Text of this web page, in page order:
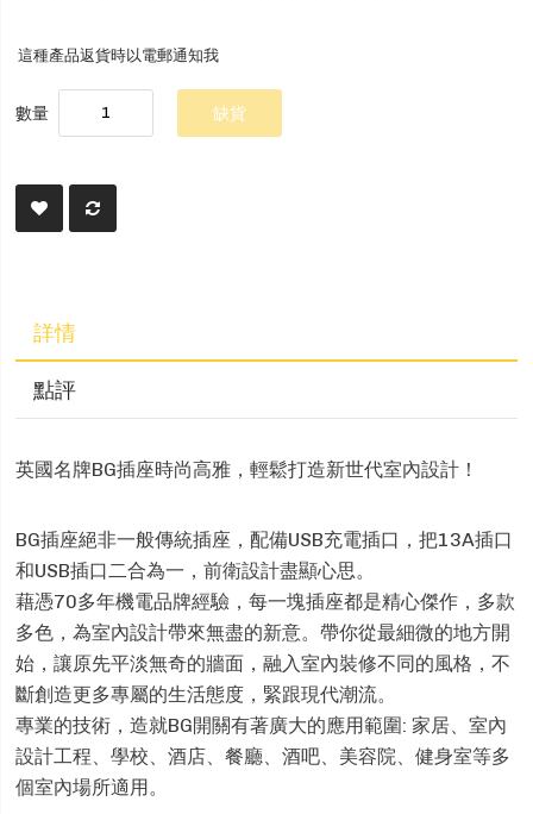
這種產品返貨時以電郵通知我
數量 缺貨
詳情
點評
英國名牌BG插座時尚高雅，輕鬆打造新世代室內設計！
BG插座絕非一般傳統插座，配備USB充電插口，把13A插口
和USB插口二合為一，前衛設計盡顯心思。
藉憑70多年機電品牌經驗，每一塊插座都是精心傑作，多款
多色，為室內設計帶來無盡的新意。帶你從最細微的地方開
始，讓原先平淡無奇的牆面，融入室內裝修不同的風格，不
斷創造更多專屬的生活態度，緊跟現代潮流。
專業的技術，造就BG開關有著廣大的應用範圍: 家居、室內
設計工程、學校、酒店、餐廳、酒吧、美容院、健身室等多
個室內場所適用。